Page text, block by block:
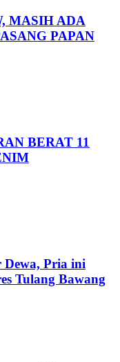
MASIH ADA
PAPAN
BERAT 11
Dewa, Pria ini
Tulang Bawang